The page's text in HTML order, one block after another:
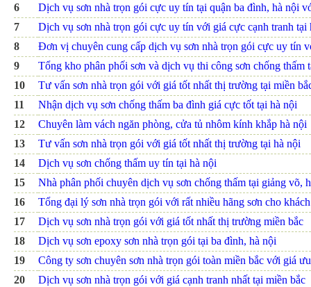
6
Dịch vụ sơn nhà trọn gói cực uy tín tại quận ba đình, hà nội
7
Dịch vụ sơn nhà trọn gói cực uy tín với giá cực cạnh tranh tại
8
Đơn vị chuyên cung cấp dịch vụ sơn nhà trọn gói cực uy tín
9
Tổng kho phân phối sơn và dịch vụ thi công sơn chống thấm
10
Tư vấn sơn nhà trọn gói với giá tốt nhất thị trường tại miền
11
Nhận dịch vụ sơn chống thấm ba đình giá cực tốt tại hà nội
12
Chuyên làm vách ngăn phòng, cửa tủ nhôm kính khắp hà nội
13
Tư vấn sơn nhà trọn gói với giá tốt nhất thị trường tại hà nội
14
Dịch vụ sơn chống thấm uy tín tại hà nội
15
Nhà phân phối chuyên dịch vụ sơn chống thấm tại giảng võ,
16
Tổng đại lý sơn nhà trọn gói với rất nhiều hãng sơn cho
17
Dịch vụ sơn nhà trọn gói với giá tốt nhất thị trường miền bắc
18
Dịch vụ sơn epoxy sơn nhà trọn gói tại ba đình, hà nội
19
Công ty sơn chuyên sơn nhà trọn gói toàn miền bắc với giá
20
Dịch vụ sơn nhà trọn gói với giá cạnh tranh nhất tại miền bắc